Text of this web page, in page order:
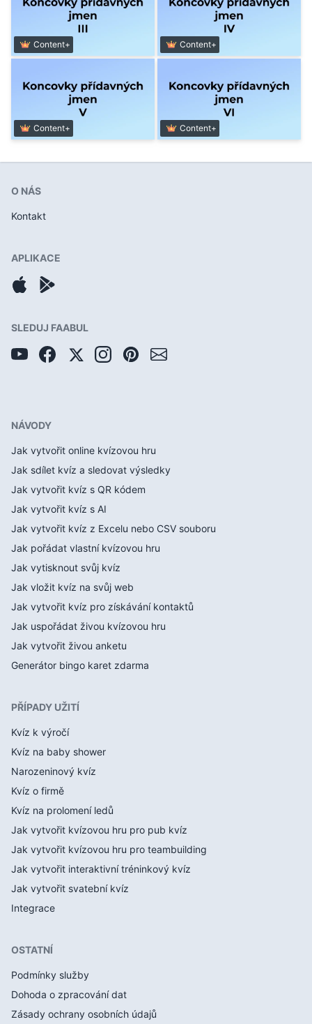
Content+ Content+
Content+ Content+
O NÁS
Kontakt
APLIKACE
SLEDUJ FAABUL
NÁVODY
Jak vytvořit online kvízovou hru
Jak sdílet kvíz a sledovat výsledky
Jak vytvořit kvíz s QR kódem
Jak vytvořit kvíz s AI
Jak vytvořit kvíz z Excelu nebo CSV souboru
Jak pořádat vlastní kvízovou hru
Jak vytisknout svůj kvíz
Jak vložit kvíz na svůj web
Jak vytvořit kvíz pro získávání kontaktů
Jak uspořádat živou kvízovou hru
Jak vytvořit živou anketu
Generátor bingo karet zdarma
PŘÍPADY UŽITÍ
Kvíz k výročí
Kvíz na baby shower
Narozeninový kvíz
Kvíz o firmě
Kvíz na prolomení ledů
Jak vytvořit kvízovou hru pro pub kvíz
Jak vytvořit kvízovou hru pro teambuilding
Jak vytvořit interaktivní tréninkový kvíz
Jak vytvořit svatební kvíz
Integrace
OSTATNÍ
Podmínky služby
Dohoda o zpracování dat
Zásady ochrany osobních údajů